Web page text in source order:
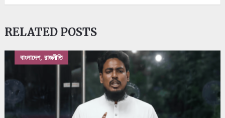
RELATED POSTS
বাংলাদেশ, রাজনীতি